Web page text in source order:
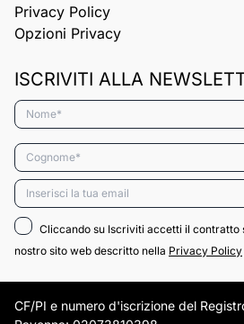
Privacy Policy
Opzioni Privacy
ISCRIVITI ALLA
Nome*
Cognome*
Email*
Cliccando su Iscriviti accetti il contratto
nostro sito web descritto nella Privacy Policy
CF/PI e numero d'iscrizione del